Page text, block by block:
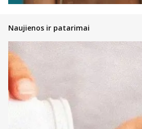
Naujienos ir patarimai